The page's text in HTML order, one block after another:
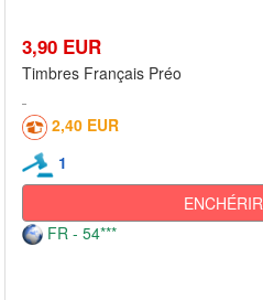
3,90 EUR
Timbres Français Préo
2,40 EUR
1
ENCHÉRIR
FR - 54***